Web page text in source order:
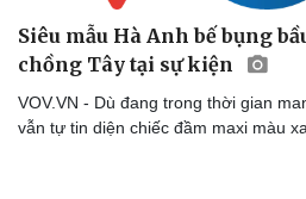
Siêu mẫu Hà Anh bế bụng
chồng Tây tại sự kiện
VOV.VN - Dù đang trong thời gian
vẫn tự tin diện chiếc đầm maxi màu